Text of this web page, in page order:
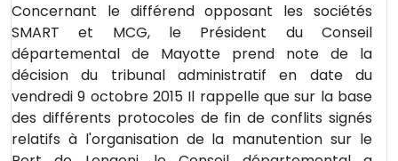
Concernant le différend opposant les sociétés
SMART et MCG, le Président du Conseil
départemental de Mayotte prend note de la
décision du tribunal administratif en date du
vendredi 9 octobre 2015 Il rappelle que sur la base
des différents protocoles de fin de conflits signés
relatifs à l'organisation de la manutention sur le